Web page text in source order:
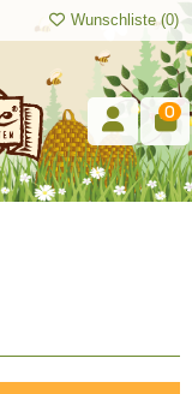
Wunschliste (0)
0